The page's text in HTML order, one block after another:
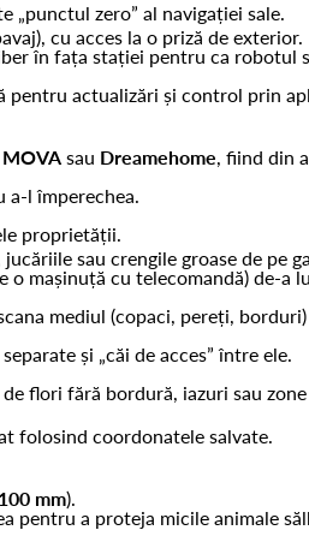
„punctul zero” al navigației sale.
cu acces la o priză de exterior.
în fața stației pentru ca robotul
pentru actualizări și control prin
MOVA sau Dreamehome, fiind din
a-l împerechea.
proprietății.
sau crengile groase de pe
o mașinuță cu telecomandă) de-a
mediul (copaci, pereți,
și „căi de acces” între ele.
flori fără bordură, iazuri sau
folosind coordonatele salvate.
mm).
pentru a proteja micile animale